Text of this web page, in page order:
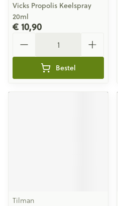
Vicks Propolis Keelspray
20ml
€ 10,90
Bestel
Tilman